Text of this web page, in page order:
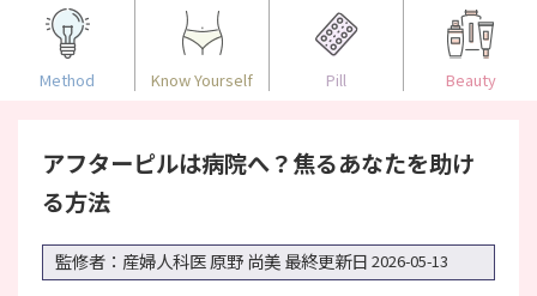
Method Know Yourself Pill Beauty
アフターピルは病院へ？焦るあなたを助け
る方法
監修者：産婦人科医 原野 尚美最終更新日 2026-05-13